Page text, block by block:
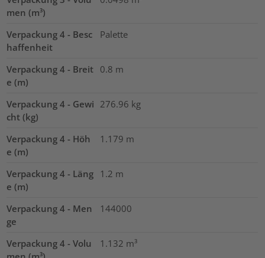
men (m³)
Verpackung 4 - Besc
haffenheit
Palette
Verpackung 4 - Breit
e (m)
0.8 m
Verpackung 4 - Gewi
cht (kg)
276.96 kg
Verpackung 4 - Höh
e (m)
1.179 m
Verpackung 4 - Läng
e (m)
1.2 m
Verpackung 4 - Men
ge
144000
Verpackung 4 - Volu
1.132 m³